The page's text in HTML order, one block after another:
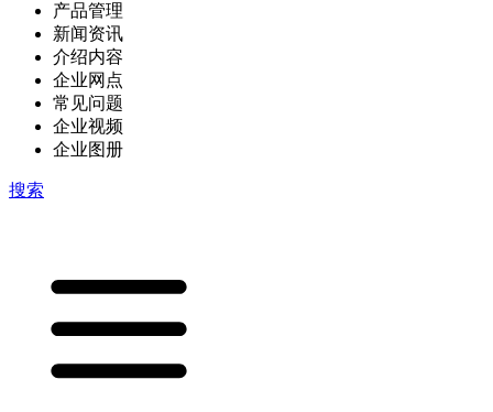
产品管理
新闻资讯
介绍内容
企业网点
常见问题
企业视频
企业图册
搜索